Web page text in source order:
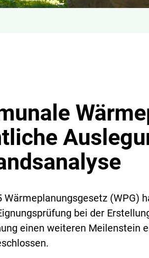
Wärmeplanungsgesetz (WPG)
bei der
einen weiteren Meilenstein